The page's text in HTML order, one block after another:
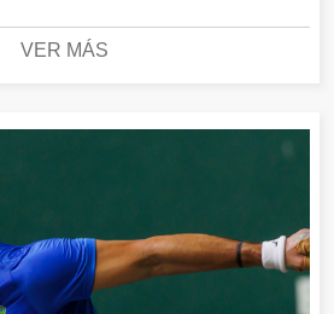
VER MÁS